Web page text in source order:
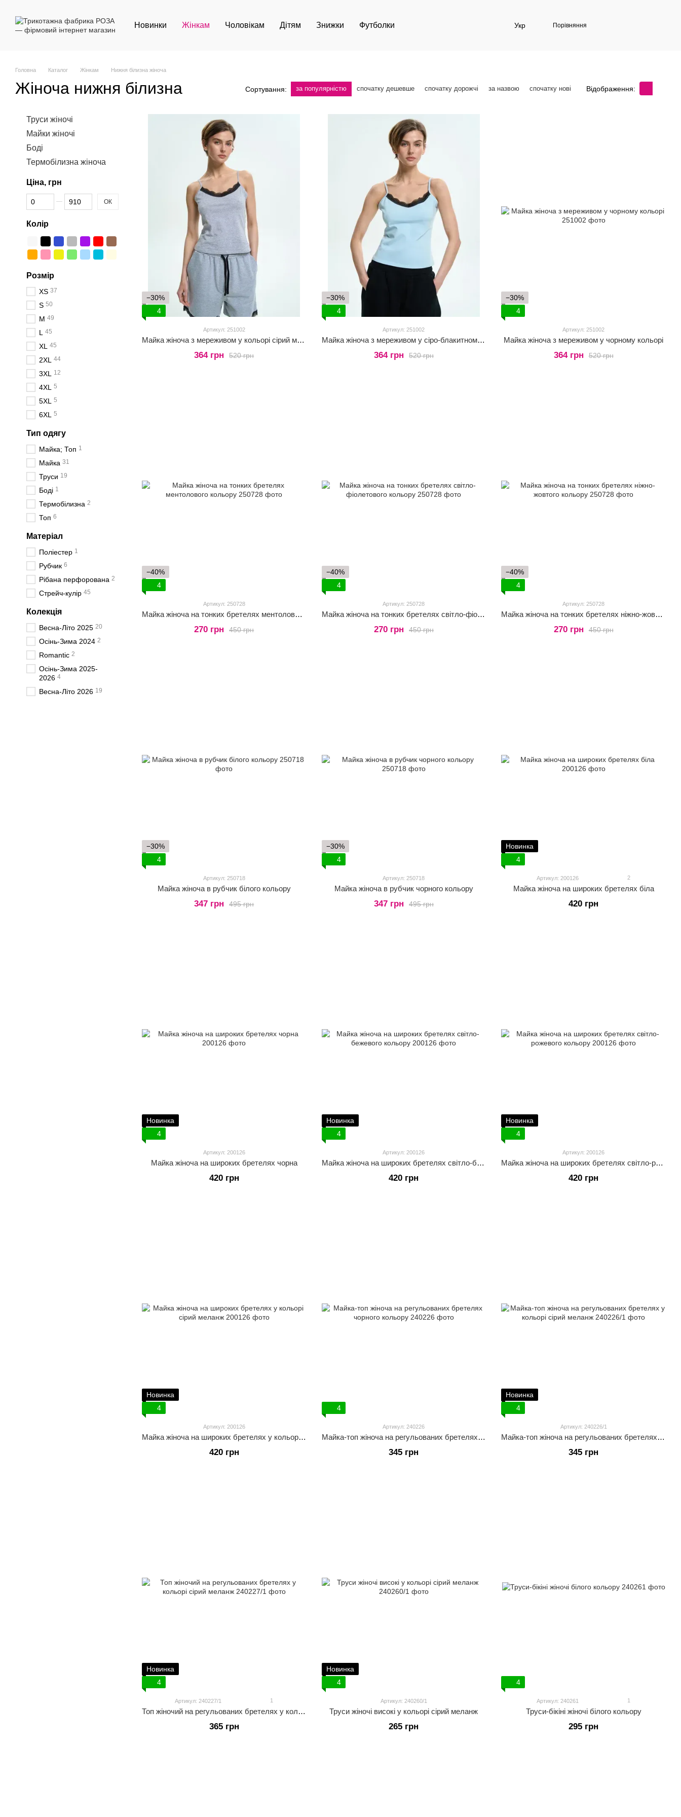
Новинки Жінкам Чоловікам Дітям Знижки Футболки Укр Порівняння
Головна Каталог Жінкам Нижня білизна жіноча
Жіноча нижня білизна Сортування: за популярністю спочатку дешевше спочатку дорожчі за назвою спочатку нові Відображення:
−30%
4
Артикул: 251002
Майка жіноча з мереживом у кольорі сірий меланж
520 грн
364 грн
−30%
4
Артикул: 251002
Майка жіноча з мереживом у сіро-блакитному кольорі
520 грн
364 грн
−30%
4
Артикул: 251002
Майка жіноча з мереживом у чорному кольорі
520 грн
364 грн
−40%
4
Артикул: 250728
Майка жіноча на тонких бретелях ментолового кольору
450 грн
270 грн
−40%
4
Артикул: 250728
Майка жіноча на тонких бретелях світло-фіолетового кольору
450 грн
270 грн
−40%
4
Артикул: 250728
Майка жіноча на тонких бретелях ніжно-жовтого кольору
450 грн
270 грн
−30%
4
Артикул: 250718
Майка жіноча в рубчик білого кольору
495 грн
347 грн
−30%
4
Артикул: 250718
Майка жіноча в рубчик чорного кольору
495 грн
347 грн
Новинка
4
Артикул: 200126 2
Майка жіноча на широких бретелях біла
420 грн
Новинка
4
Артикул: 200126
Майка жіноча на широких бретелях чорна
420 грн
Новинка
4
Артикул: 200126
Майка жіноча на широких бретелях світло-бежевого кольору
420 грн
Новинка
4
Артикул: 200126
Майка жіноча на широких бретелях світло-рожевого кольору
420 грн
Новинка
4
Артикул: 200126
Майка жіноча на широких бретелях у кольорі сірий меланж
420 грн
4
Артикул: 240226
Майка-топ жіноча на регульованих бретелях чорного кольору
345 грн
Новинка
4
Артикул: 240226/1
Майка-топ жіноча на регульованих бретелях у кольорі сірий меланж
345 грн
Новинка
4
Артикул: 240227/1 1
Топ жіночий на регульованих бретелях у кольорі сірий меланж
365 грн
Новинка
4
Артикул: 240260/1
Труси жіночі високі у кольорі сірий меланж
265 грн
4
Артикул: 240261 1
Труси-бікіні жіночі білого кольору
295 грн
Труси жіночі
Майки жіночі
Боді
Термобілизна жіноча
Ціна, грн
Від Ціна, грн
До Ціна, грн ОК
Колір
Розмір
XS 37
S 50
M 49
L 45
XL 45
2XL 44
3XL 12
4XL 5
5XL 5
6XL 5
Тип одягу
Майка; Топ 1
Майка 31
Труси 19
Боді 1
Термобілизна 2
Топ 6
Матеріал
Поліестер 1
Рубчик 6
Рібана перфорована 2
Стрейч-кулір 45
Колекція
Весна-Літо 2025 20
Осінь-Зима 2024 2
Romantic 2
Осінь-Зима 2025-
2026 4
Весна-Літо 2026 19